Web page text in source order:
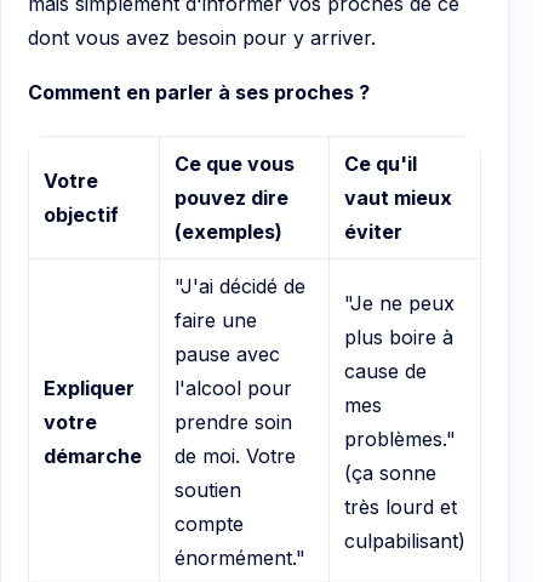
dont vous avez besoin pour y arriver.
Comment en parler à ses proches ?
Votre
objectif
Ce que vous
pouvez dire
(exemples)
Ce qu'il
vaut mieux
éviter
Expliquer
votre
démarche
"J'ai décidé de
faire une
pause avec
l'alcool pour
prendre soin
de moi. Votre
soutien
compte
énormément."
"Je ne peux
plus boire à
cause de
mes
problèmes."
(ça sonne
très lourd et
culpabilisant)